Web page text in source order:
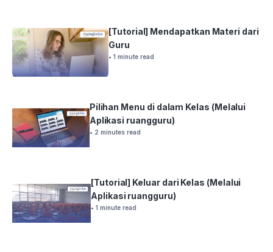
[Tutorial] Mendapatkan Materi dari
Guru
• 1 minute read
Pilihan Menu di dalam Kelas (Melalui
Aplikasi ruangguru)
• 2 minutes read
[Tutorial] Keluar dari Kelas (Melalui
Aplikasi ruangguru)
• 1 minute read